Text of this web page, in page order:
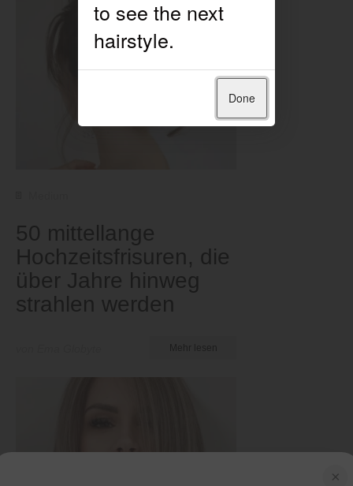
50 mittellange
Hochzeitsfrisuren, die
über Jahre hinweg
strahlen werden
×
Done